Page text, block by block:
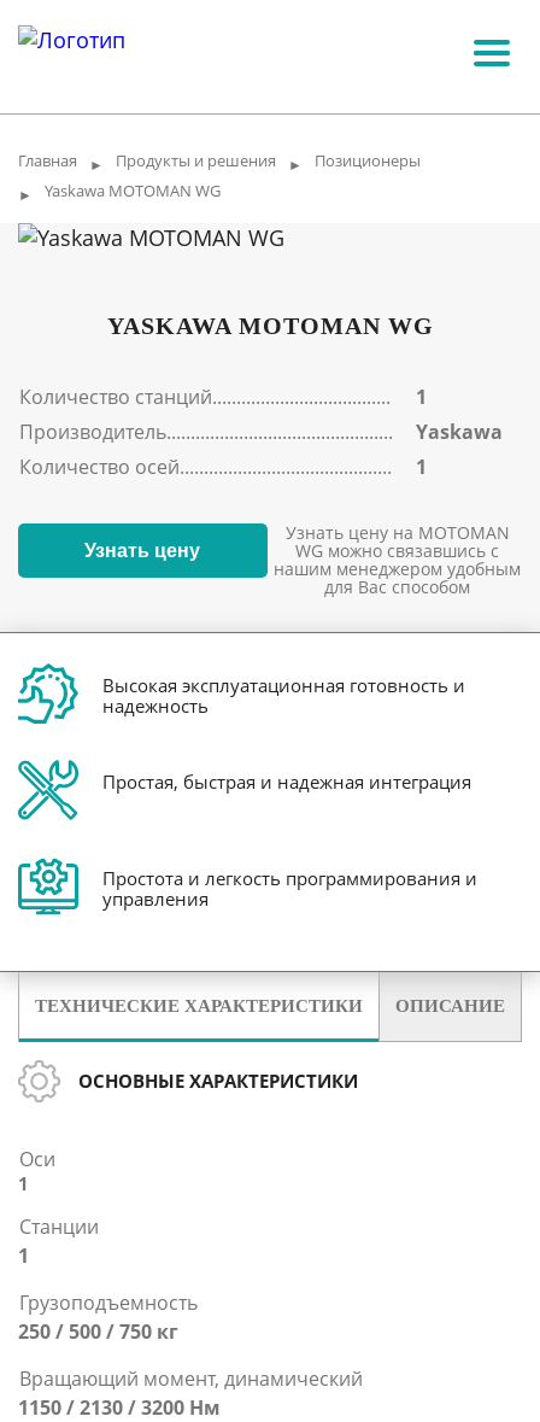
Главная ► Продукты и решения ► Позиционеры
► Yaskawa MOTOMAN WG
YASKAWA MOTOMAN WG
Количество станций
1
Производитель
Yaskawa
Количество осей
1
Узнать цену
Узнать цену на MOTOMAN
WG можно связавшись с
нашим менеджером удобным
для Вас способом
Высокая эксплуатационная готовность и
надежность
Простая, быстрая и надежная интеграция
Простота и легкость программирования и
управления
ТЕХНИЧЕСКИЕ ХАРАКТЕРИСТИКИ ОПИСАНИЕ
ОСНОВНЫЕ ХАРАКТЕРИСТИКИ
Оси
1
Станции
1
Грузоподъемность
250 / 500 / 750 кг
Вращающий момент, динамический
1150 / 2130 / 3200 Нм